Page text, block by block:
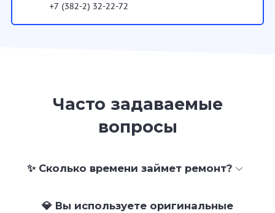
+7 (382-2) 32-22-72
Часто задаваемые
вопросы
✨ Сколько времени займет ремонт?
💎 Вы используете оригинальные